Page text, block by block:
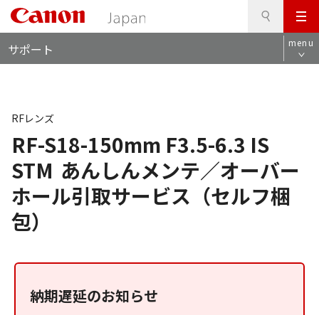
メ
ニ
ュ
サポート menu
RF-S18-150mm F3.5-6.3 IS
STM あんしんメンテ／オーバー
ホール引取サービス（セルフ梱
包）
RFレンズ
納期遅延のお知らせ